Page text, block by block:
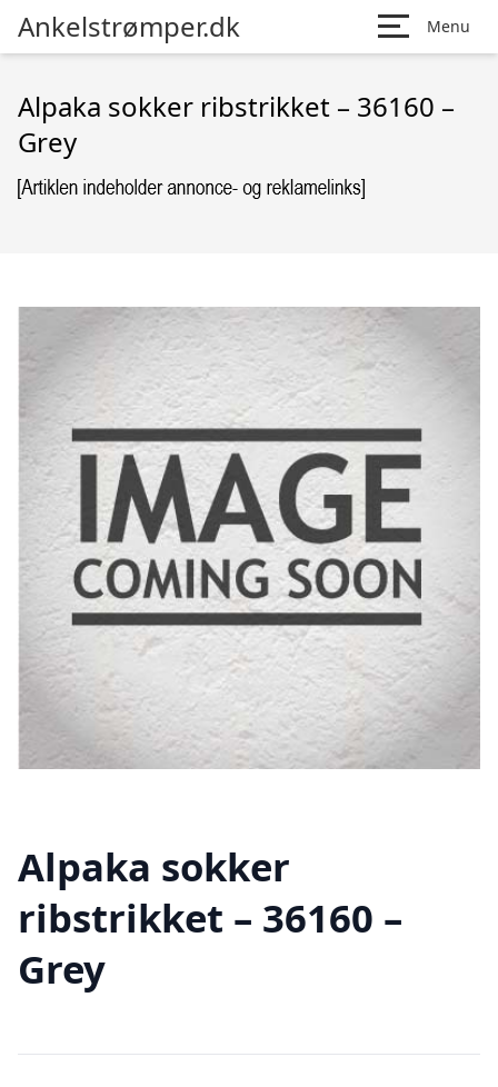
Ankelstrømper.dk Menu
Alpaka sokker ribstrikket – 36160 –
Grey
Alpaka sokker
ribstrikket – 36160 –
Grey